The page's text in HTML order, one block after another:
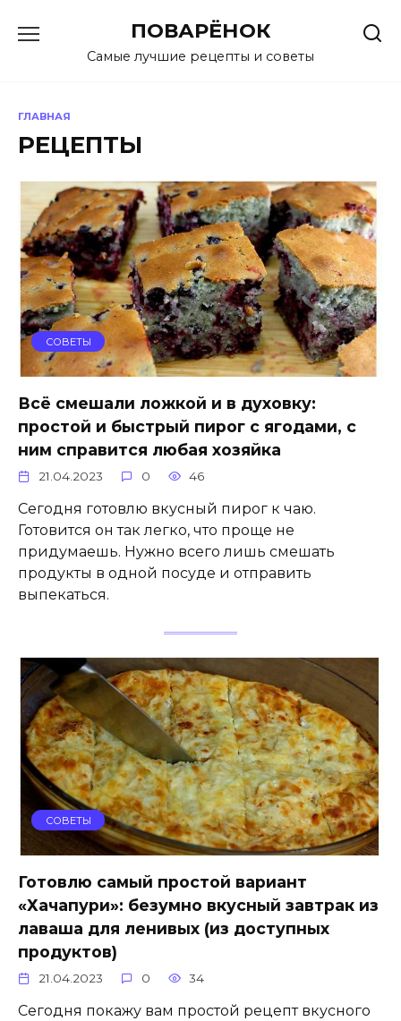
содержанию
ПОВАРЁНОК
Самые лучшие рецепты и советы
ГЛАВНАЯ
РЕЦЕПТЫ
СОВЕТЫ
Всё смешали ложкой и в духовку:
простой и быстрый пирог с ягодами, с
ним справится любая хозяйка
21.04.2023 0 46
Сегодня готовлю вкусный пирог к чаю.
Готовится он так легко, что проще не
придумаешь. Нужно всего лишь смешать
продукты в одной посуде и отправить
выпекаться.
СОВЕТЫ
Готовлю самый простой вариант
«Хачапури»: безумно вкусный завтрак из
лаваша для ленивых (из доступных
продуктов)
21.04.2023 0 34
Сегодня покажу вам простой рецепт вкусного